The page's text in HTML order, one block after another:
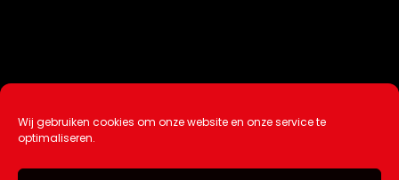
Wij gebruiken cookies om onze website en onze service te
optimaliseren.
Ontwikkeling / Hosting doorAtSea